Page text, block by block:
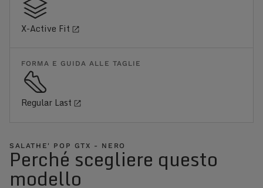
X-Active Fit
FORMA E GUIDA ALLE TAGLIE
Regular Last
SALATHE' POP GTX - NERO
Perché scegliere questo
modello